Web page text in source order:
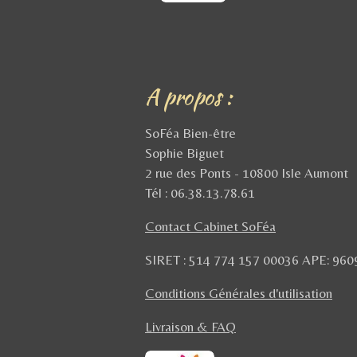
A propos :
SoFéa Bien-être
Sophie Biguet
2 rue des Ponts - 10800 Isle Aumont
Tél : 06.38.13.78.61
Contact Cabinet SoFéa
SIRET : 514 774 157 00036 APE:
Conditions Générales d'utilisation
Livraison & FAQ